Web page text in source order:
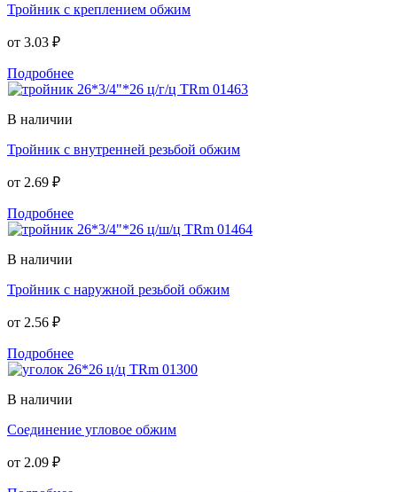
Тройник с креплением обжим
от 3.03 ₽
Подробнее
В наличии
Тройник с внутренней резьбой обжим
от 2.69 ₽
Подробнее
В наличии
Тройник с наружной резьбой обжим
от 2.56 ₽
Подробнее
В наличии
Соединение угловое обжим
от 2.09 ₽